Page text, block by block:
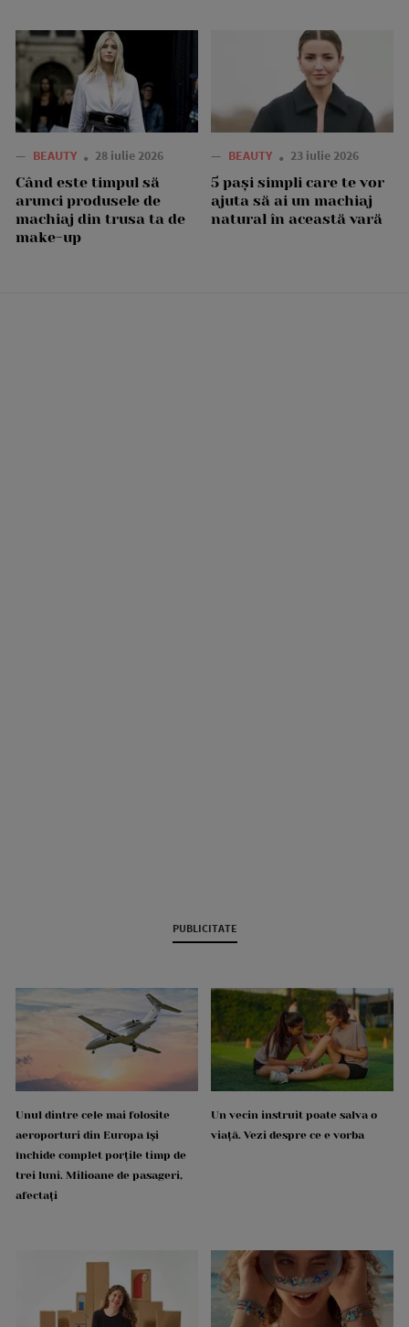
— BEAUTY 28 iulie 2026
Când este timpul să
arunci produsele de
machiaj din trusa ta de
make-up
— BEAUTY 23 iulie 2026
5 pași simpli care te vor
ajuta să ai un machiaj
natural în această vară
PUBLICITATE
Unul dintre cele mai folosite
aeroporturi din Europa își
închide complet porțile timp de
trei luni. Milioane de pasageri,
afectați
Un vecin instruit poate salva o
viață. Vezi despre ce e vorba